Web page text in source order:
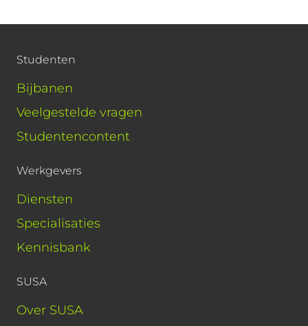
Studenten
Bijbanen
Veelgestelde vragen
Studentencontent
Werkgevers
Diensten
Specialisaties
Kennisbank
SUSA
Over SUSA